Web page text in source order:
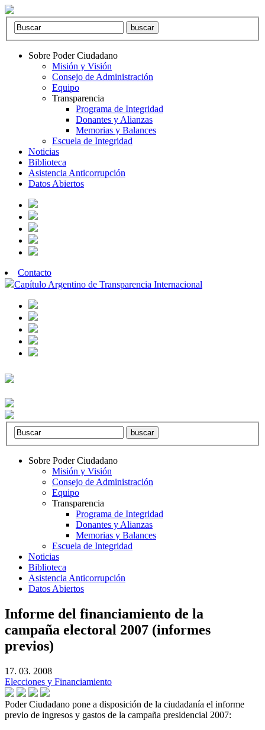
Sobre Poder Ciudadano
Misión y Visión
Consejo de Administración
Equipo
Transparencia
Programa de Integridad
Donantes y Alianzas
Memorias y Balances
Escuela de Integridad
Noticias
Biblioteca
Asistencia Anticorrupción
Datos Abiertos
Contacto
Capítulo Argentino de Transparencia Internacional
Sobre Poder Ciudadano
Misión y Visión
Consejo de Administración
Equipo
Transparencia
Programa de Integridad
Donantes y Alianzas
Memorias y Balances
Escuela de Integridad
Noticias
Biblioteca
Asistencia Anticorrupción
Datos Abiertos
Informe del financiamiento de la
campaña electoral 2007 (informes
previos)
17. 03. 2008
Elecciones y Financiamiento
Poder Ciudadano pone a disposición de la ciudadanía el informe
previo de ingresos y gastos de la campaña presidencial 2007: